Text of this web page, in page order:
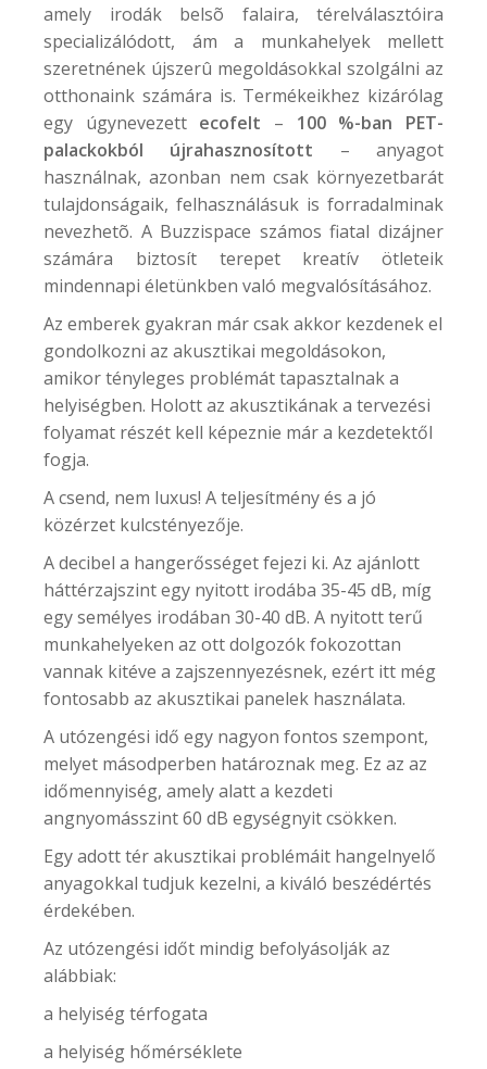
amely irodák belsõ falaira, térelválasztóira
specializálódott, ám a munkahelyek mellett
szeretnének újszerû megoldásokkal szolgálni az
otthonaink számára is. Termékeikhez kizárólag
egy úgynevezett ecofelt – 100 %-ban PET-
palackokból újrahasznosított – anyagot
használnak, azonban nem csak környezetbarát
tulajdonságaik, felhasználásuk is forradalminak
nevezhetõ. A Buzzispace számos fiatal dizájner
számára biztosít terepet kreatív ötleteik
mindennapi életünkben való megvalósításához.
Az emberek gyakran már csak akkor kezdenek el
gondolkozni az akusztikai megoldásokon,
amikor tényleges problémát tapasztalnak a
helyiségben. Holott az akusztikának a tervezési
folyamat részét kell képeznie már a kezdetektől
fogja.
A csend, nem luxus! A teljesítmény és a jó
közérzet kulcstényezője.
A decibel a hangerősséget fejezi ki. Az ajánlott
háttérzajszint egy nyitott irodába 35-45 dB, míg
egy semélyes irodában 30-40 dB. A nyitott terű
munkahelyeken az ott dolgozók fokozottan
vannak kitéve a zajszennyezésnek, ezért itt még
fontosabb az akusztikai panelek használata.
A utózengési idő egy nagyon fontos szempont,
melyet másodperben határoznak meg. Ez az az
időmennyiség, amely alatt a kezdeti
angnyomásszint 60 dB egységnyit csökken.
Egy adott tér akusztikai problémáit hangelnyelő
anyagokkal tudjuk kezelni, a kiváló beszédértés
érdekében.
Az utózengési időt mindig befolyásolják az
alábbiak:
a helyiség térfogata
a helyiség hőmérséklete